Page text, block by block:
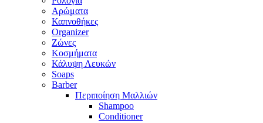
Αρώματα
Καπνοθήκες
Organizer
Ζώνες
Κοσμήματα
Κάλυψη Λευκών
Soaps
Barber
Περιποίηση Μαλλιών
Shampoo
Conditioner